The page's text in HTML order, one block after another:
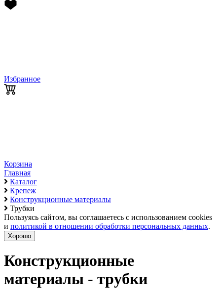
Избранное
Корзина
Главная
Каталог
Крепеж
Конструкционные материалы
Трубки
Пользуясь сайтом, вы соглашаетесь с использованием cookies
и политикой в отношении обработки персональных данных.
Хорошо
Конструкционные
материалы - трубки